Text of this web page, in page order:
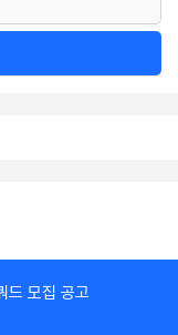
드 모집 공고